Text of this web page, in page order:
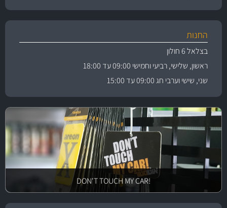
החנות
בצלאל 6 חולון
ראשון, שלישי, רביעי וחמישי 09:00 עד 18:00
שני, שישי וערבי חג 09:00 עד 15:00
!DON'T TOUCH MY CAR